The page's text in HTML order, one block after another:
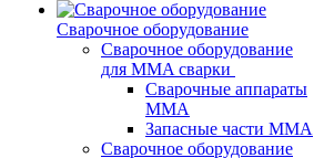
Сварочное оборудование
Сварочное оборудование
для MMA сварки
Сварочные аппараты
MMA
Запасные части MMA
Сварочное оборудование